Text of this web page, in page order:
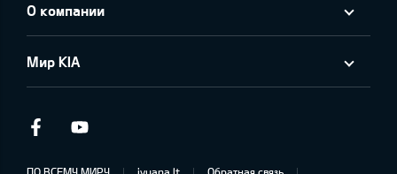
О компании
Мир KIA
Facebook